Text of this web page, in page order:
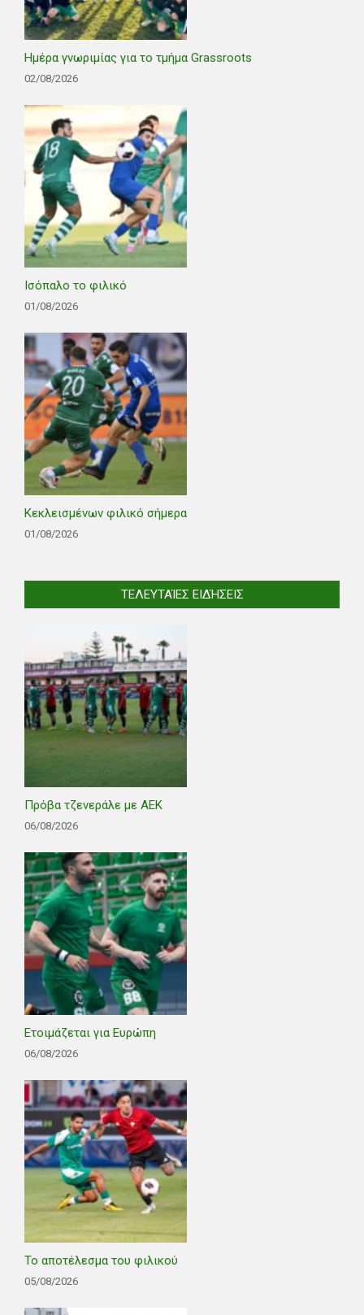
Ημέρα γνωριμίας για το τμήμα Grassroots
02/08/2026
Ισόπαλο το φιλικό
01/08/2026
Κεκλεισμένων φιλικό σήμερα
01/08/2026
ΤΕΛΕΥΤΑΊΕΣ ΕΙΔΉΣΕΙΣ
Πρόβα τζενεράλε με ΑΕΚ
06/08/2026
Ετοιμάζεται για Ευρώπη
06/08/2026
Το αποτέλεσμα του φιλικού
05/08/2026